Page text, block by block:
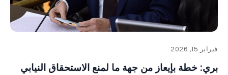
فبراير 15, 2026
بري: خطة بإيعاز من جهة ما لمنع الاستحقاق النيابي